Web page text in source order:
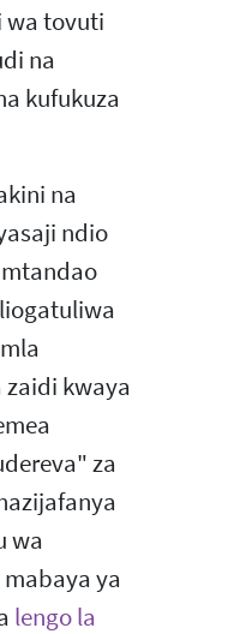
wa tovuti
na
kufukuza
na
ndio
kwaya
za
wa
ya
lengo la